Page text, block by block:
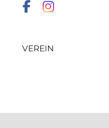
VEREIN